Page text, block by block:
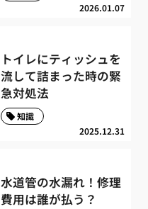
2026.01.07
トイレにティッシュを
流して詰まった時の緊
急対処法
2025.12.31
知識
水道管の水漏れ！修理
費用は誰が払う？